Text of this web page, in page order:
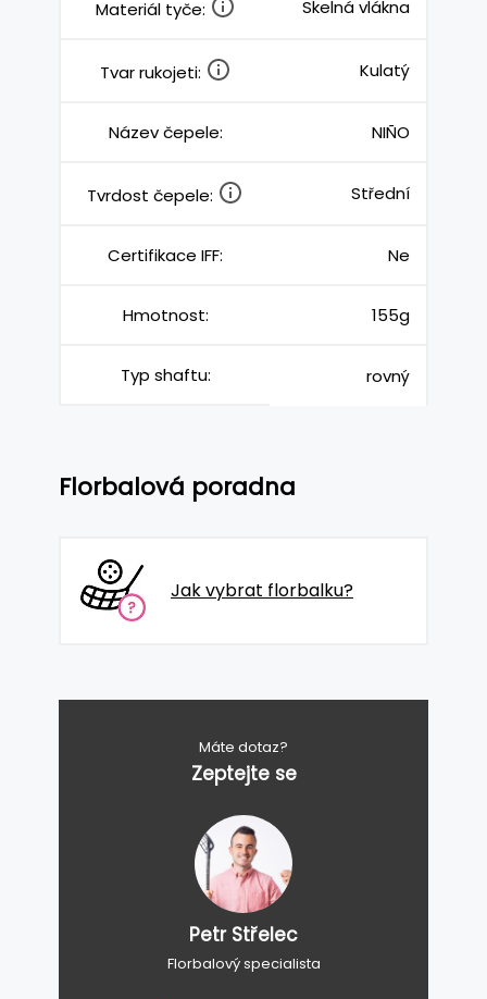
Materiál tyče: Skelná vlákna
Tvar rukojeti: Kulatý
Název čepele: NIÑO
Tvrdost čepele: Střední
Certifikace IFF: Ne
Hmotnost: 155g
Typ shaftu: rovný
Florbalová poradna
Jak vybrat florbalku?
Máte dotaz?
Zeptejte se
Petr Střelec
Florbalový specialista